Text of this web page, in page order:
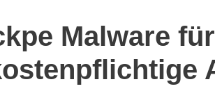
Malware